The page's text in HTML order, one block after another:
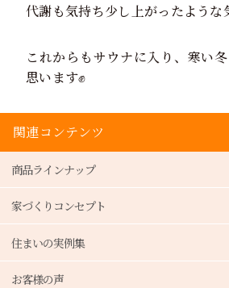
代謝も気持ち少し上がったような
これからもサウナに入り、寒い
思います✊
関連コンテンツ
商品ラインナップ
家づくりコンセプト
住まいの実例集
お客様の声